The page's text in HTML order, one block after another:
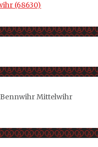
(68630)
Mittelwihr